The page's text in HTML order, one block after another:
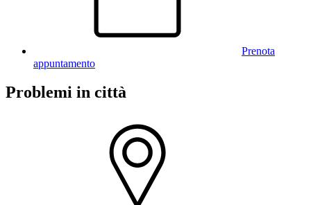
Prenota
appuntamento
Problemi in città